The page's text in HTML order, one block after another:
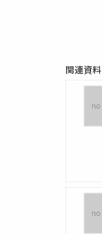
関連資料